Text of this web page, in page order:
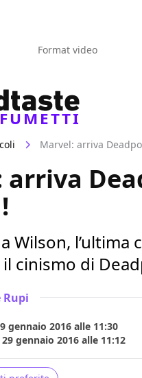
Format video
FUMETTI
Marvel: arriva
arriva
Wilson,
cinismo di
Rupi
gennaio 2016 alle 11:30
29 gennaio 2016 alle 11:12